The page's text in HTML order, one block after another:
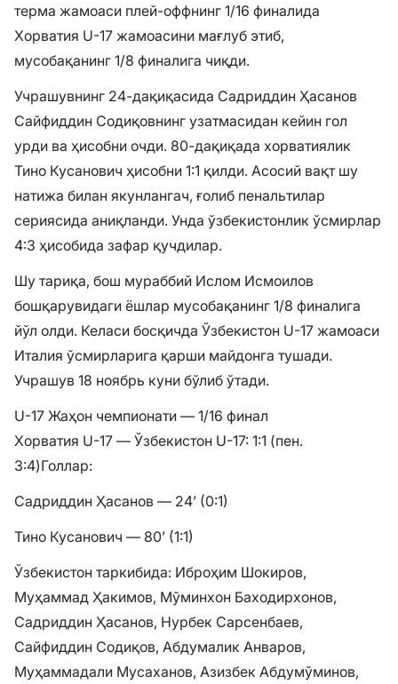
терма жамоаси плей-оффнинг 1/16 финалида
Хорватия U-17 жамоасини мағлуб этиб,
мусобақанинг 1/8 финалига чиқди.
Учрашувнинг 24-дақиқасида Садриддин Ҳасанов
Сайфиддин Содиқовнинг узатмасидан кейин гол
урди ва ҳисобни очди. 80-дақиқада хорватиялик
Тино Кусанович ҳисобни 1:1 қилди. Асосий вақт шу
натижа билан якунлангач, ғолиб пенальтилар
сериясида аниқланди. Унда ўзбекистонлик ўсмирлар
4:3 ҳисобида зафар қучдилар.
Шу тариқа, бош мураббий Ислом Исмоилов
бошқарувидаги ёшлар мусобақанинг 1/8 финалига
йўл олди. Келаси босқичда Ўзбекистон U-17 жамоаси
Италия ўсмирларига қарши майдонга тушади.
Учрашув 18 ноябрь куни бўлиб ўтади.
U-17 Жаҳон чемпионати — 1/16 финал
Хорватия U-17 — Ўзбекистон U-17: 1:1 (пен.
3:4)Голлар:
Садриддин Ҳасанов — 24’ (0:1)
Тино Кусанович — 80’ (1:1)
Ўзбекистон таркибида: Иброҳим Шокиров,
Муҳаммад Ҳакимов, Мўминхон Баходирхонов,
Садриддин Ҳасанов, Нурбек Сарсенбаев,
Сайфиддин Содиқов, Абдумалик Анваров,
Муҳаммадали Мусаханов, Азизбек Абдумўминов,